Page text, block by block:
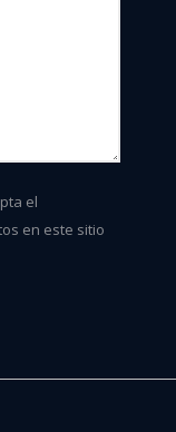
el
en este sitio